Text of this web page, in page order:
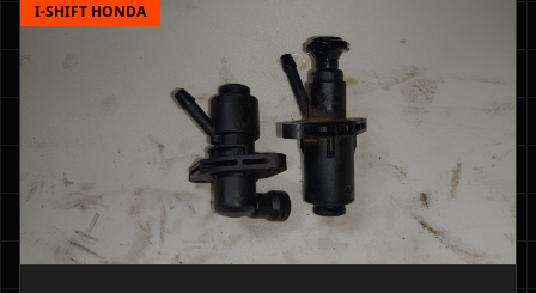
I-SHIFT HONDA